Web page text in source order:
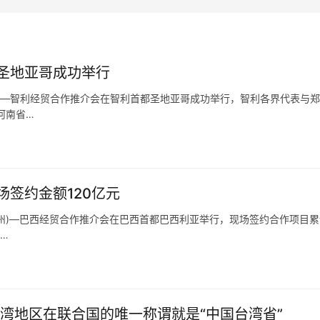
地亚哥成功举行
利经贸合作推介会在智利首都圣地亚哥成功举行，智利各界代表与
南省…
签约金额120亿元
巴西经贸合作推介会在巴西首都巴西利亚举行，现场签约合作项目
…
地区在联合国的唯一称谓就是“中国台湾省”